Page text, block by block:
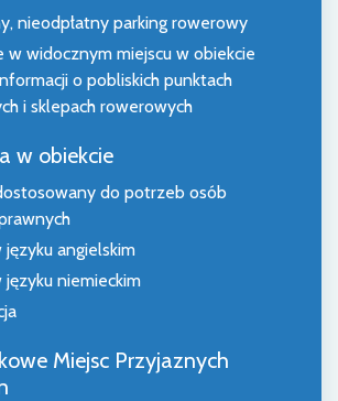
nieodpłatny parking rowerowy
w widocznym miejscu w obiekcie
o pobliskich punktach
i sklepach rowerowych
w obiekcie
do potrzeb osób
języku angielskim
języku niemieckim
Miejsc Przyjaznych